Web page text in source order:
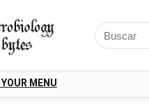
MENU